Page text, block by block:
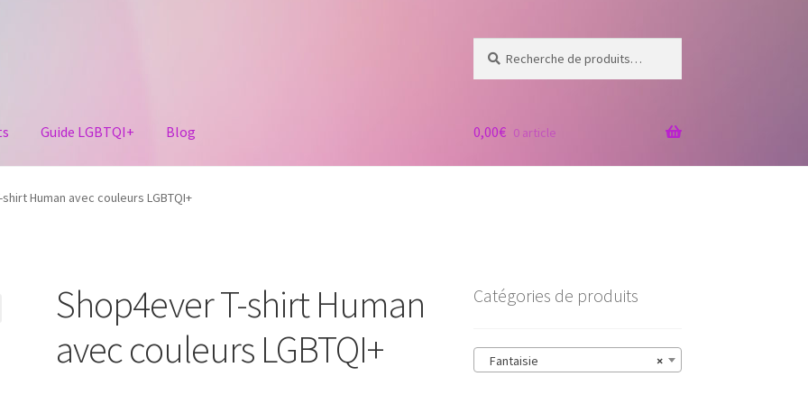
pour :
Guide LGBTQI+ Blog 0,00€ 0 article
Human avec couleurs LGBTQI+
Shop4ever T-shirt Human
avec couleurs LGBTQI+
Catégories de produits
×
Fantaisie